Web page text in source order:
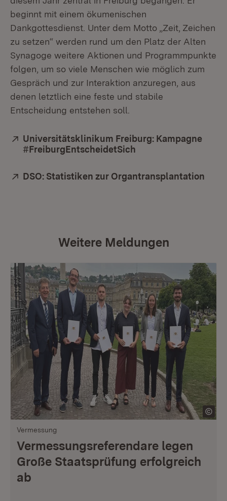
beginnt mit einem ökumenischen
Dankgottesdienst. Unter dem Motto „Zeit, Zeichen
zu setzen“ werden rund um den Platz der Alten
Synagoge weitere Aktionen und Programmpunkte
folgen, um so viele Menschen wie möglich zum
Gespräch und zur Interaktion anzuregen, aus
denen letztlich eine feste und stabile
Entscheidung entstehen soll.
Extern:
Universitätsklinikum Freiburg: Kampagne
#FreiburgEntscheidetSich
Extern:
DSO: Statistiken zur Organtransplantation
Weitere Meldungen
Vermessung
Vermessungsreferendare legen
Große Staatsprüfung erfolgreich
ab